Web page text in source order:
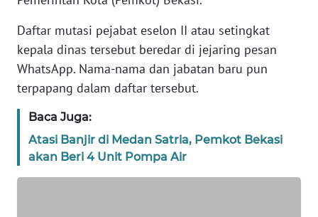
Daftar mutasi pejabat eselon II atau setingkat
kepala dinas tersebut beredar di jejaring pesan
WhatsApp. Nama-nama dan jabatan baru pun
terpapang dalam daftar tersebut.
Baca Juga:
Atasi Banjir di Medan Satria, Pemkot Bekasi
akan Beri 4 Unit Pompa Air
KARIR
DISCLAIMER
Regional